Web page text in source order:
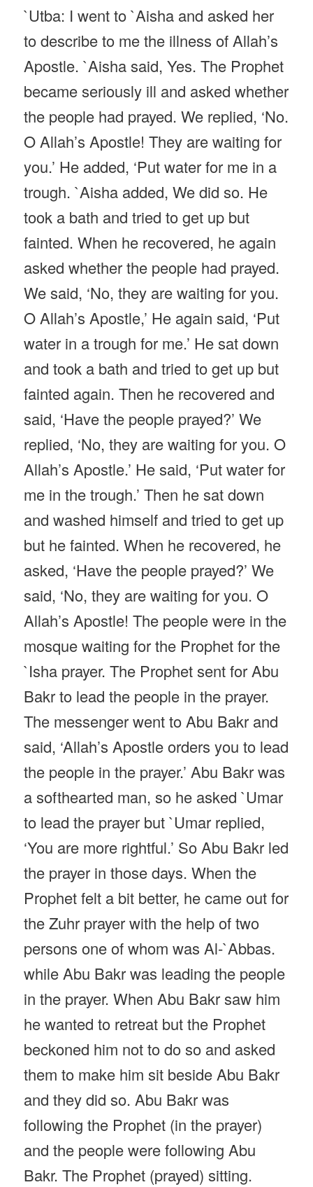
`Utba: I went to `Aisha and asked her
to describe to me the illness of Allah’s
Apostle. `Aisha said, Yes. The Prophet
became seriously ill and asked whether
the people had prayed. We replied, ‘No.
O Allah’s Apostle! They are waiting for
you.’ He added, ‘Put water for me in a
trough. `Aisha added, We did so. He
took a bath and tried to get up but
fainted. When he recovered, he again
asked whether the people had prayed.
We said, ‘No, they are waiting for you.
O Allah’s Apostle,’ He again said, ‘Put
water in a trough for me.’ He sat down
and took a bath and tried to get up but
fainted again. Then he recovered and
said, ‘Have the people prayed?’ We
replied, ‘No, they are waiting for you. O
Allah’s Apostle.’ He said, ‘Put water for
me in the trough.’ Then he sat down
and washed himself and tried to get up
but he fainted. When he recovered, he
asked, ‘Have the people prayed?’ We
said, ‘No, they are waiting for you. O
Allah’s Apostle! The people were in the
mosque waiting for the Prophet for the
`Isha prayer. The Prophet sent for Abu
Bakr to lead the people in the prayer.
The messenger went to Abu Bakr and
said, ‘Allah’s Apostle orders you to lead
the people in the prayer.’ Abu Bakr was
a softhearted man, so he asked `Umar
to lead the prayer but `Umar replied,
‘You are more rightful.’ So Abu Bakr led
the prayer in those days. When the
Prophet felt a bit better, he came out for
the Zuhr prayer with the help of two
persons one of whom was Al-`Abbas.
while Abu Bakr was leading the people
in the prayer. When Abu Bakr saw him
he wanted to retreat but the Prophet
beckoned him not to do so and asked
them to make him sit beside Abu Bakr
and they did so. Abu Bakr was
following the Prophet (in the prayer)
and the people were following Abu
Bakr. The Prophet (prayed) sitting.